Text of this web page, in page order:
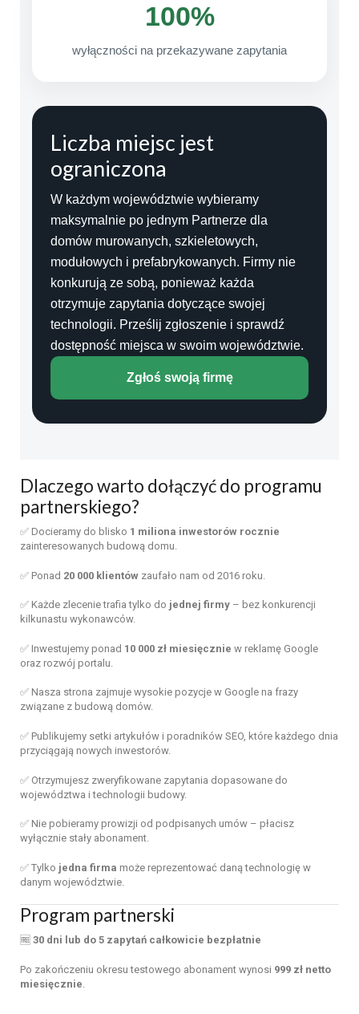
100%
wyłączności na przekazywane zapytania
Liczba miejsc jest
ograniczona
W każdym województwie wybieramy
maksymalnie po jednym Partnerze dla
domów murowanych, szkieletowych,
modułowych i prefabrykowanych. Firmy nie
konkurują ze sobą, ponieważ każda
otrzymuje zapytania dotyczące swojej
technologii. Prześlij zgłoszenie i sprawdź
dostępność miejsca w swoim województwie.
Zgłoś swoją firmę
Dlaczego warto dołączyć do programu
partnerskiego?
✅ Docieramy do blisko 1 miliona inwestorów rocznie
zainteresowanych budową domu.
✅ Ponad 20 000 klientów zaufało nam od 2016 roku.
✅ Każde zlecenie trafia tylko do jednej firmy – bez konkurencji
kilkunastu wykonawców.
✅ Inwestujemy ponad 10 000 zł miesięcznie w reklamę Google
oraz rozwój portalu.
✅ Nasza strona zajmuje wysokie pozycje w Google na frazy
związane z budową domów.
✅ Publikujemy setki artykułów i poradników SEO, które każdego dnia
przyciągają nowych inwestorów.
✅ Otrzymujesz zweryfikowane zapytania dopasowane do
województwa i technologii budowy.
✅ Nie pobieramy prowizji od podpisanych umów – płacisz
wyłącznie stały abonament.
✅ Tylko jedna firma może reprezentować daną technologię w
danym województwie.
Program partnerski
🆓 30 dni lub do 5 zapytań całkowicie bezpłatnie
Po zakończeniu okresu testowego abonament wynosi 999 zł netto
miesięcznie